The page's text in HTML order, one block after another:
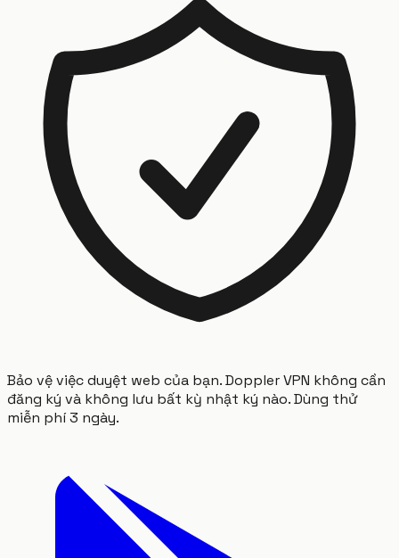
Bảo vệ việc duyệt web của bạn. Doppler VPN không cần
đăng ký và không lưu bất kỳ nhật ký nào. Dùng thử
miễn phí 3 ngày.